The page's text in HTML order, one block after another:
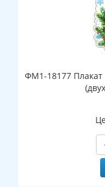
ФМ1-18177 Плакат